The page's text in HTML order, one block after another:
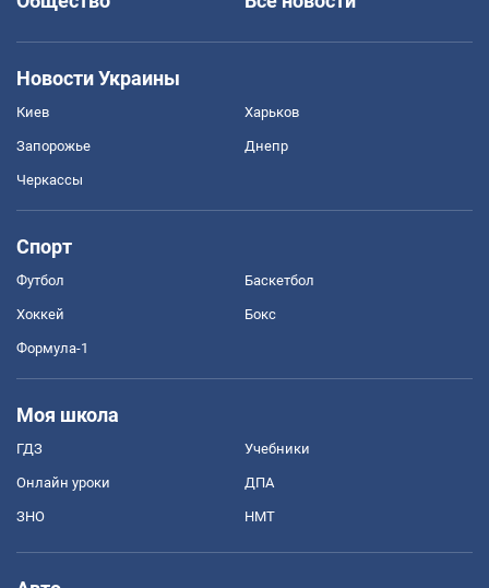
Новости Украины
Киев Харьков
Запорожье Днепр
Черкассы
Спорт
Футбол Баскетбол
Хоккей Бокс
Формула-1
Моя школа
ГДЗ Учебники
Онлайн уроки ДПА
ЗНО НМТ